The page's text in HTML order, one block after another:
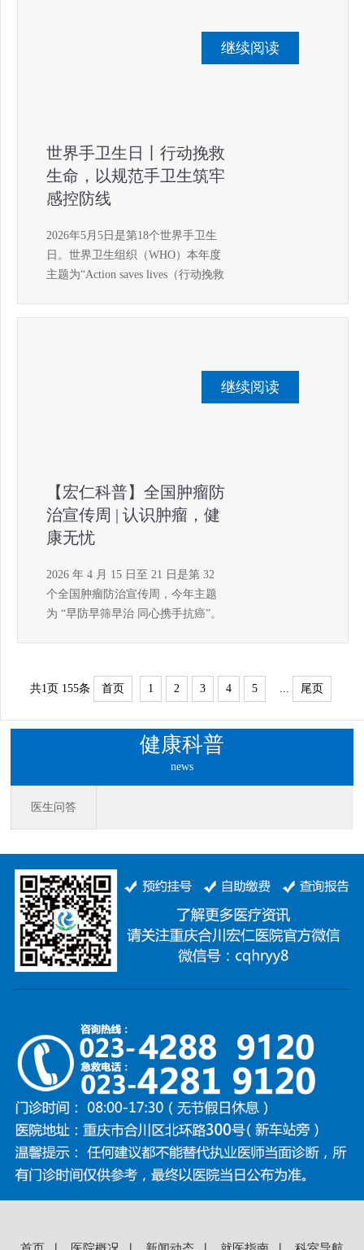
继续阅读
世界手卫生日丨行动挽救
生命，以规范手卫生筑牢
感控防线
2026年5月5日是第18个世界手卫生
日。世界卫生组织（WHO）本年度
主题为“Action saves lives（行动挽救
继续阅读
【宏仁科普】全国肿瘤防
治宣传周 | 认识肿瘤，健
康无忧
2026 年 4 月 15 日至 21 日是第 32
个全国肿瘤防治宣传周，今年主题
为 “早防早筛早治 同心携手抗癌”。
共1页 155条 首页 1 2 3 4 5 ... 尾页
健康科普
news
医生问答